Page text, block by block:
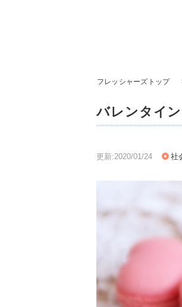
フレッシャーズトップ
バレンタイ
更新:2020/01/24 社